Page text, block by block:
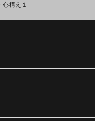
構え１